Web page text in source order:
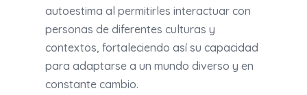
autoestima al permitirles interactuar con
personas de diferentes culturas y
contextos, fortaleciendo así su capacidad
para adaptarse a un mundo diverso y en
constante cambio.